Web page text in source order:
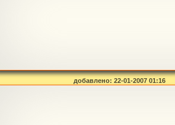
добавлено: 22-01-2007 01:16